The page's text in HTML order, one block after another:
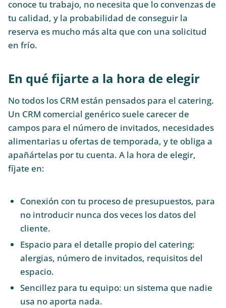
conoce tu trabajo, no necesita que lo convenzas de
tu calidad, y la probabilidad de conseguir la
reserva es mucho más alta que con una solicitud
en frío.
En qué fijarte a la hora de elegir
No todos los CRM están pensados para el catering.
Un CRM comercial genérico suele carecer de
campos para el número de invitados, necesidades
alimentarias u ofertas de temporada, y te obliga a
apañártelas por tu cuenta. A la hora de elegir,
fíjate en:
Conexión con tu proceso de presupuestos, para
no introducir nunca dos veces los datos del
cliente.
Espacio para el detalle propio del catering:
alergias, número de invitados, requisitos del
espacio.
Sencillez para tu equipo: un sistema que nadie
usa no aporta nada.